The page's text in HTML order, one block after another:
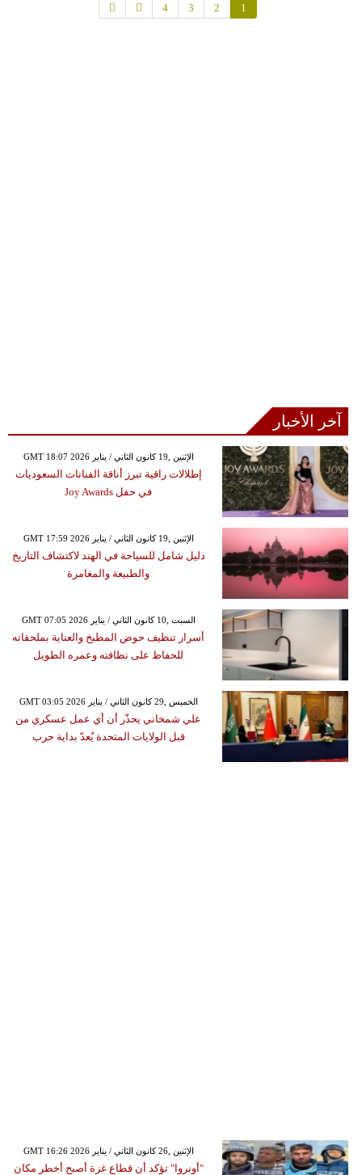
1
2
3
4
آخر الأخبار
GMT 18:07 2026 الإثنين ,19 كانون الثاني / يناير
إطلالات راقية تبرز أناقة الفنانات السعوديات
في حفل Joy Awards
GMT 17:59 2026 الإثنين ,19 كانون الثاني / يناير
دليل شامل للسياحة في الهند لاكتشاف التاريخ
والطبيعة والمغامرة
GMT 07:05 2026 السبت ,10 كانون الثاني / يناير
أسرار تنظيف حوض المطبخ والعناية بملحقاته
للحفاظ على نظافته وعمره الطويل
GMT 03:05 2026 الخميس ,29 كانون الثاني / يناير
علي شمخاني يحذّر أن أي عمل عسكري من
قبل الولايات المتحدة يُعدّ بداية حرب
GMT 16:26 2026 الإثنين ,26 كانون الثاني / يناير
"أونروا" تؤكد أن قطاع غزة أصبح أخطر مكان